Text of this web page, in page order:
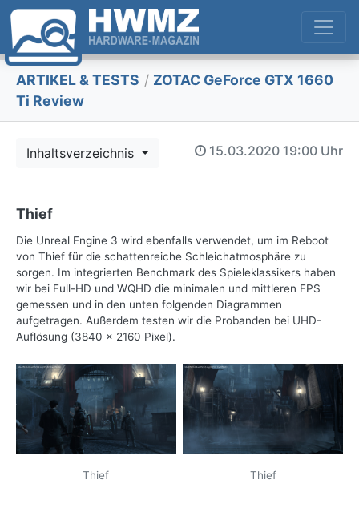
ARTIKEL & TESTS / ZOTAC GeForce GTX 1660
Ti Review
Inhaltsverzeichnis 15.03.2020 19:00 Uhr
Thief
Die Unreal Engine 3 wird ebenfalls verwendet, um im Reboot
von Thief für die schattenreiche Schleichatmosphäre zu
sorgen. Im integrierten Benchmark des Spieleklassikers haben
wir bei Full-HD und WQHD die minimalen und mittleren FPS
gemessen und in den unten folgenden Diagrammen
aufgetragen. Außerdem testen wir die Probanden bei UHD-
Auflösung (3840 x 2160 Pixel).
Thief Thief